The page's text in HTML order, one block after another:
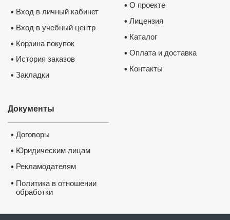
• О проекте
• Лицензия
• Каталог
• Оплата и доставка
• Контакты
• Вход в личный кабинет
• Вход в учебный центр
• Корзина покупок
• История заказов
• Закладки
Документы
• Договоры
• Юридическим лицам
• Рекламодателям
• Политика в отношении
обработки